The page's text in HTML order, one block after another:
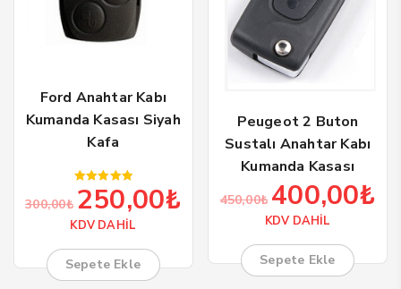
Ford Anahtar Kabı
Kumanda Kasası Siyah
Kafa
5 üzerinden
5.00
300,00₺ Orijinal
fiyat:
250,00₺
250,00₺.
KDV DAHİL
Sepete Ekle
Peugeot 2 Buton
Sustalı Anahtar Kabı
Kumanda Kasası
450,00₺ Orijinal
fiyat:
400,00₺
KDV DAHİL
Sepete Ekle